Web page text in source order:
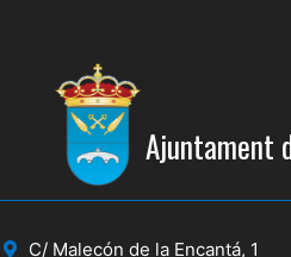
Ajuntament
C/ Malecón de la Encantá, 1